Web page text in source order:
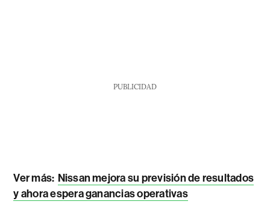
PUBLICIDAD
Ver más: Nissan mejora su previsión de resultados
y ahora espera ganancias operativas